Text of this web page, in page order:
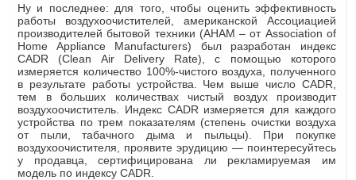
Ну и последнее: для того, чтобы оценить эффективность
работы воздухоочистителей, американской Ассоциацией
производителей бытовой техники (AHAM – от Association of
Home Appliance Manufacturers) был разработан индекс
CADR (Clean Air Delivery Rate), с помощью которого
измеряется количество 100%-чистого воздуха, полученного
в результате работы устройства. Чем выше число CADR,
тем в больших количествах чистый воздух производит
воздухоочиститель. Индекс CADR измеряется для каждого
устройства по трем показателям (степень очистки воздуха
от пыли, табачного дыма и пыльцы). При покупке
воздухоочистителя, проявите эрудицию — поинтересуйтесь
у продавца, сертифицирована ли рекламируемая им
модель по индексу CADR.